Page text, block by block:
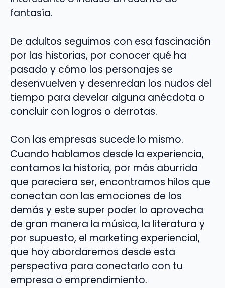
fantasía.
De adultos seguimos con esa fascinación
por las historias, por conocer qué ha
pasado y cómo los personajes se
desenvuelven y desenredan los nudos del
tiempo para develar alguna anécdota o
concluir con logros o derrotas.
Con las empresas sucede lo mismo.
Cuando hablamos desde la experiencia,
contamos la historia, por más aburrida
que pareciera ser, encontramos hilos que
conectan con las emociones de los
demás y este super poder lo aprovecha
de gran manera la música, la literatura y
por supuesto, el marketing experiencial,
que hoy abordaremos desde esta
perspectiva para conectarlo con tu
empresa o emprendimiento.